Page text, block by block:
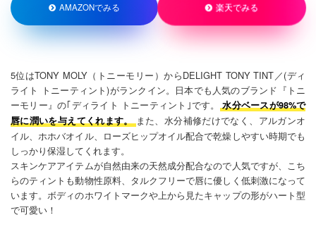
AMAZONでみる 楽天でみる
5位はTONY MOLY（トニーモリー）からDELIGHT TONY TINT／(ディ
ライト トニーティント)がランクイン。日本でも人気のブランド『トニ
ーモリー』の｢ディライト トニーティント｣です。
水分ベースが98%で
唇に潤いを与えてくれます。 また、水分補修だけでなく、アルガンオ
イル、ホホバオイル、ローズヒップオイル配合で乾燥しやすい時期でも
しっかり保湿してくれます。
スキンケアアイテムが自然由来の天然成分配合なので人気ですが、こち
らのティントも動物性原料、タルクフリーで唇に優しく低刺激になって
います。ボディのホワイトマークや上から見たキャップの形がハート型
で可愛い！